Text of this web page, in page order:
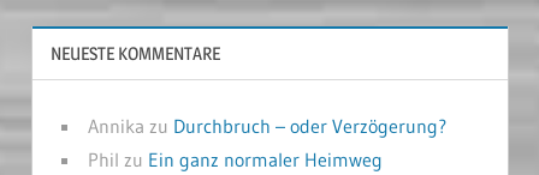
NEUESTE KOMMENTARE
Annika zu Durchbruch – oder Verzögerung?
Phil zu Ein ganz normaler Heimweg